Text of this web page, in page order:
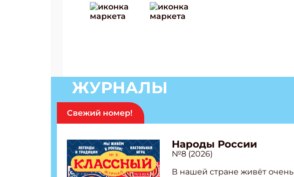
ЖУРНАЛЫ
Свежий номер!
Народы России
№8 (2026)
В нашей стране живёт очень